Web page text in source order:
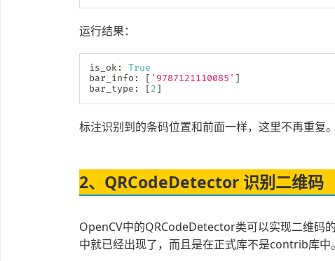
运行结果：
is_ok:
True
bar_info : [ '9787121110085' ]
bar_type : [2]
标注识别到的条码位置和前面一样，这里不再重复。
2、QRCodeDetector 识别二维码
OpenCV中的QRCodeDetector类可以实现二维码
中就已经出现了，而且是在正式库不是contrib库中。